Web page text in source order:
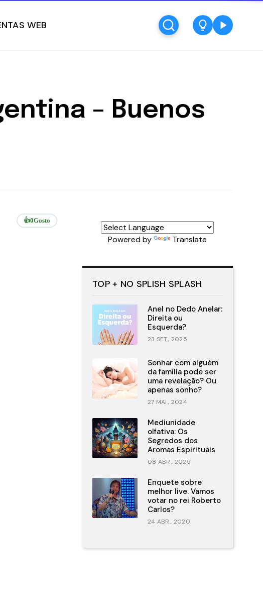
WEB
– Buenos
👍0Gosto
Powered by Translate
TOP + NO SPLISH SPLASH
Anel no Dedo Anelar:
Direita ou
Esquerda?
23 SET., 2025
Sonhar com alguém
da família pode ser
uma revelação? Ou
apenas sonho?
27 MAI., 2024
Mediunidade
olfativa: Os
Segredos dos
Aromas Espirituais
08 ABR., 2025
Enquete sobre
melhor live. Vamos
votar no rei Roberto
Carlos?
24 ABR., 2020